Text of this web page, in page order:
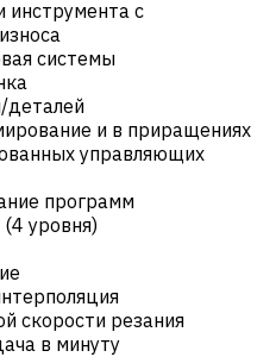
инструмента с
системы
деталей
и в приращениях
управляющих
программ
уровня)
скорости резания
в минуту